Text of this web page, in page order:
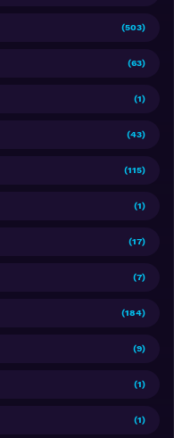
(503)
(63)
(1)
(43)
(115)
(1)
(17)
(7)
(184)
(9)
(1)
(1)